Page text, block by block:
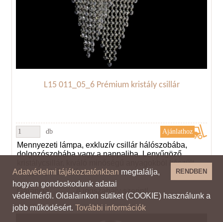
L15 011_05_6 Prémium kristály csillár
db
Mennyezeti lámpa, exkluzív csillár hálószobába,
dolgozószobába vagy a nappaliba. Lenyűgöző
kristálycsillár, kiváló minőségű anyagokból készült,
és gyönyörűen díszes.
Garancia A jogszabály szerint!
RENDBEN
Adatvédelmi tájékoztatónkban megtalálja,
hogyan gondoskodunk adatai
védelméről. Oldalainkon sütiket (COOKIE) használunk a
jobb működésért. További információk